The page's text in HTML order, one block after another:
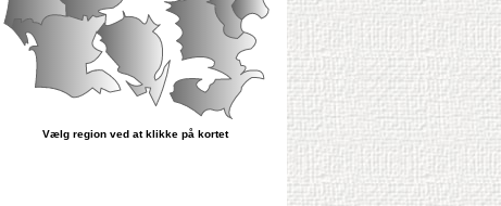
Vælg region ved at klikke på kortet